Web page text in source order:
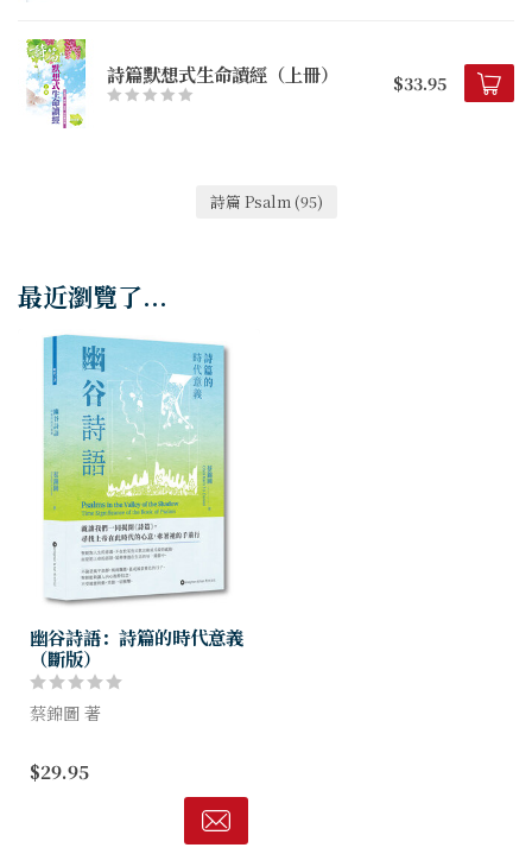
詩篇默想式生命讀經（上冊） $33.95
詩篇 Psalm (95)
最近瀏覽了...
幽谷詩語：詩篇的時代意義
（斷版）
蔡錦圖 著
作雖多，但較少探討這卷書對
當代困境的啟迪。本書嘗試回
到一個基本角度：《詩篇》作
為整體，對於個人和群體有何
$29.95